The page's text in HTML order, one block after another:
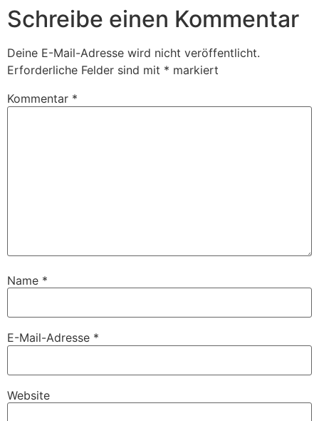
Schreibe einen Kommentar
Deine E-Mail-Adresse wird nicht veröffentlicht.
Erforderliche Felder sind mit * markiert
Kommentar *
Name *
E-Mail-Adresse *
Website